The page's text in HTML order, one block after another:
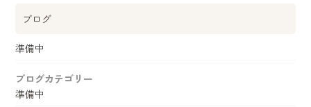
ブログ
準備中
ブログカテゴリー
準備中